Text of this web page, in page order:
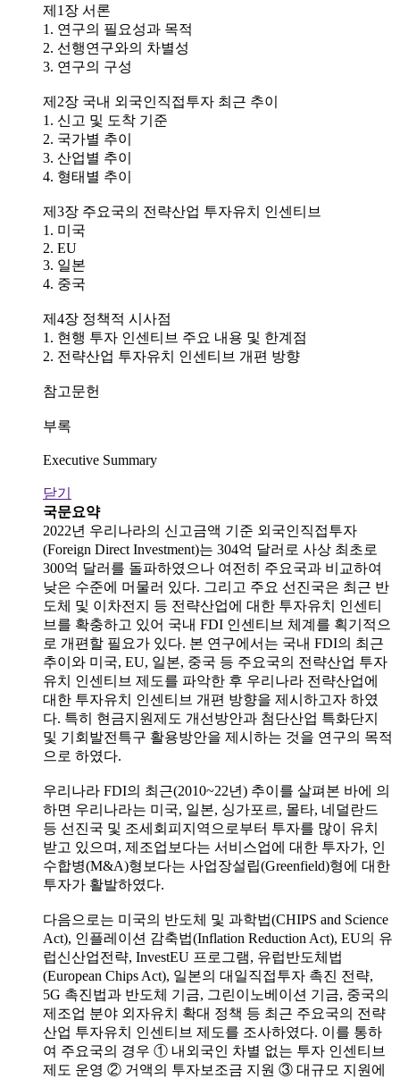
제1장 서론
1. 연구의 필요성과 목적
2. 선행연구와의 차별성
3. 연구의 구성
제2장 국내 외국인직접투자 최근 추이
1. 신고 및 도착 기준
2. 국가별 추이
3. 산업별 추이
4. 형태별 추이
제3장 주요국의 전략산업 투자유치 인센티브
1. 미국
2. EU
3. 일본
4. 중국
제4장 정책적 시사점
1. 현행 투자 인센티브 주요 내용 및 한계점
2. 전략산업 투자유치 인센티브 개편 방향
참고문헌
부록
Executive Summary
닫기
국문요약
2022년 우리나라의 신고금액 기준 외국인직접투자
(Foreign Direct Investment)는 304억 달러로 사상 최초로
300억 달러를 돌파하였으나 여전히 주요국과 비교하여
낮은 수준에 머물러 있다. 그리고 주요 선진국은 최근 반
도체 및 이차전지 등 전략산업에 대한 투자유치 인센티
브를 확충하고 있어 국내 FDI 인센티브 체계를 획기적으
로 개편할 필요가 있다. 본 연구에서는 국내 FDI의 최근
추이와 미국, EU, 일본, 중국 등 주요국의 전략산업 투자
유치 인센티브 제도를 파악한 후 우리나라 전략산업에
대한 투자유치 인센티브 개편 방향을 제시하고자 하였
다. 특히 현금지원제도 개선방안과 첨단산업 특화단지
및 기회발전특구 활용방안을 제시하는 것을 연구의 목적
으로 하였다.
우리나라 FDI의 최근(2010~22년) 추이를 살펴본 바에 의
하면 우리나라는 미국, 일본, 싱가포르, 몰타, 네덜란드
등 선진국 및 조세회피지역으로부터 투자를 많이 유치
받고 있으며, 제조업보다는 서비스업에 대한 투자가, 인
수합병(M&A)형보다는 사업장설립(Greenfield)형에 대한
투자가 활발하였다.
다음으로는 미국의 반도체 및 과학법(CHIPS and Science
Act), 인플레이션 감축법(Inflation Reduction Act), EU의 유
럽신산업전략, InvestEU 프로그램, 유럽반도체법
(European Chips Act), 일본의 대일직접투자 촉진 전략,
5G 촉진법과 반도체 기금, 그린이노베이션 기금, 중국의
제조업 분야 외자유치 확대 정책 등 최근 주요국의 전략
산업 투자유치 인센티브 제도를 조사하였다. 이를 통하
여 주요국의 경우 ① 내외국인 차별 없는 투자 인센티브
제도 운영 ② 거액의 투자보조금 지원 ③ 대규모 지원에